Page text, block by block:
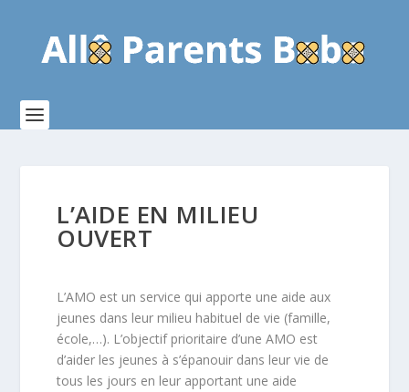
L’AIDE EN MILIEU
OUVERT
L’AMO est un service qui apporte une aide aux
jeunes dans leur milieu habituel de vie (famille,
école,…). L’objectif prioritaire d’une AMO est
d’aider les jeunes à s’épanouir dans leur vie de
tous les jours en leur apportant une aide